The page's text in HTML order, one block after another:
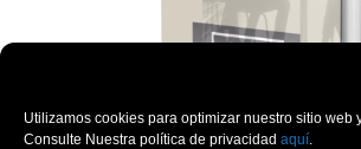
Utilizamos cookies para optimizar nuestro sitio web
Consulte Nuestra política de privacidad aquí.